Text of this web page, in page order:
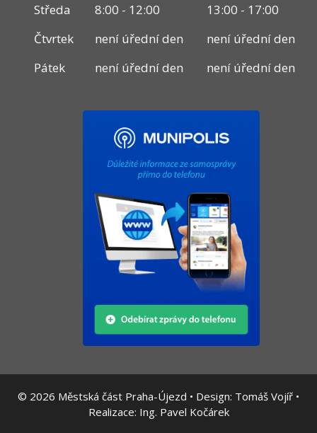
Středa
8:00 - 12:00
13:00 - 17:00
Čtvrtek
není úřední den
není úřední den
Pátek
není úřední den není úřední den
© 2026 Městská část Praha-Újezd • Design: Tomáš Vojíř •
Realizace: Ing. Pavel Kočárek